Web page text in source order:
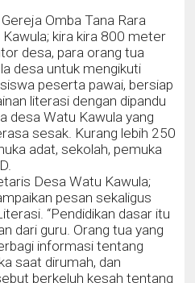
Omba Tana Rara
kira kira 800 meter
desa, para orang tua
desa untuk mengikuti
peserta pawai, bersiap
literasi dengan dipandu
desa Watu Kawula yang
sesak. Kurang lebih 250
adat, sekolah, pemuka
Desa Watu Kawula;
pesan sekaligus
“Pendidikan dasar itu
dari guru. Orang tua yang
informasi tentang
saat dirumah, dan
berkeluh kesah tentang